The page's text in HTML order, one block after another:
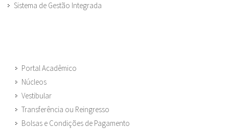
Sistema de Gestão Integrada
Portal Acadêmico
Núcleos
Vestibular
Transferência ou Reingresso
Bolsas e Condições de Pagamento